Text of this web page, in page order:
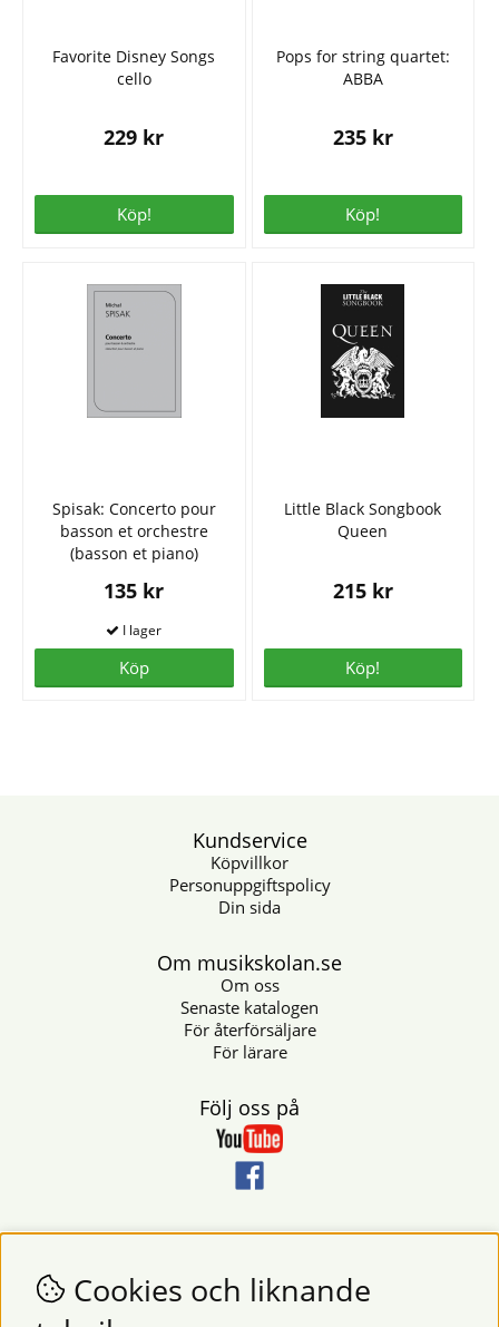
Favorite Disney Songs
cello
229 kr
Köp!
Pops for string quartet:
ABBA
235 kr
Köp!
Spisak: Concerto pour
basson et orchestre
(basson et piano)
135 kr
Köp
Little Black Songbook
Queen
215 kr
Köp!
Kundservice
Köpvillkor
Personuppgiftspolicy
Din sida
Om musikskolan.se
Om oss
Senaste katalogen
För återförsäljare
För lärare
Följ oss på
Nyhetsbrev
Vill du få nyheter och erbjudanden från oss? Fyll då i din e-
postadress i fältet nedan.
Cookies och liknande